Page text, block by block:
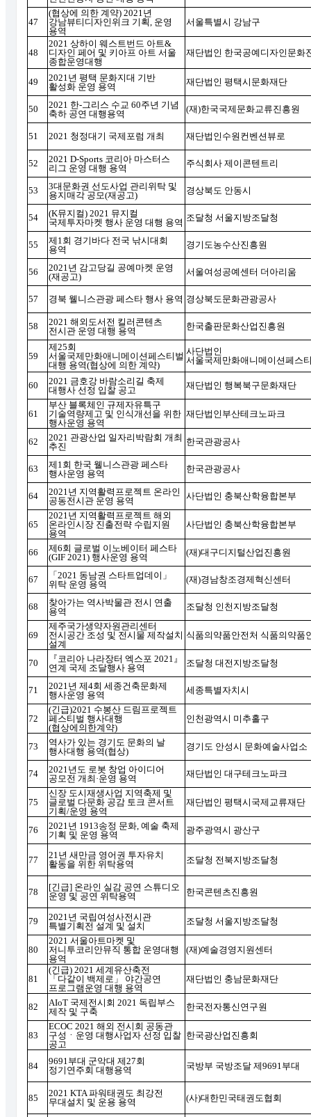
47
(협상에 의한 계약) 2021년
강남뷰티디자인위크 기획, 운영
용역
서울특별시 강남구
48
2021 상하이 웨스트번드 아트&
디자인 페어 및 키아프 아트 서울
종합운영대행
재단법인 한국공예디자인문화
49 2021년 평택 문화지대 기반
활성화 운영 용역
재단법인 평택시문화재단
50 2021 한-그리스 수교 60주년 기념
축하 공연 대행용역
(재)한국국제문화교류진흥원
51 2021 청정대기 국제포럼 개최 재단법인수원컨벤션뷰로
52 2021 D-Sports 코리아 마스터스
리그 운영 대행 용역
주식회사 제이콘텐트리
53 3대문화권 선도사업 관리위탁 및
용지매각 공모(재공고) 경상북도 안동시
54 (K뮤지컬) 2021 뮤지컬
국제투자마켓 행사 운영 대행 용역 조달청 서울지방조달청
55 제 1회 경기바다 전국 낚시대회
용역
경기도농수산진흥원
56 2021년 감고당길 공예마켓 운영
(재공고) 서울여성공예센터 더아리움
57 경북 웰니스관광 페스타 행사 용역 경상북도문화관광공사
58 2021 해외도서전 킬러콘텐츠
전시관 운영 대행 용역
한국출판문화산업진흥원
59
제25회
서울국제만화애니메이션페스티벌
대행 용역(협상에 의한 계약)
사단법인
서울국제만화애니메이션페스
60 2021 금호강 바람소리길 축제
대행사 선정 입찰 공고
재단법인 행복북구문화재단
61
부산 블록체인 규제자유특구
기술역량제고 및 인식개선을 위한
행사운영 용역
재단법인부산테크노파크
62 2021 관광산업 일자리박람회 개최
추진
한국관광공사
63 제 1회 한국 웰니스관광 페스타
행사운영 용역
한국관광공사
64 2021년 지역활력프로젝트 온라인
공동전시관 운영 용역
사단법인 충북산학융합본부
65
2021년 지역활력프로젝트 해외
온라인시장 진출전략 수립지원
용역
사단법인 충북산학융합본부
66 제6회 글로벌 이노베이터 페스타
(GIF 2021) 행사운영 용역 (재)대구디지털산업진흥원
67 「 2021 동남권 스타트업데이 」
위탁 운영 용역
(재)경남창조경제혁신센터
68
찾아가는 역사박물관 전시 연출
용역
조달청 인천지방조달청
69
제주국가생약자원관리센터
전시공간 조성 및 전시물 제작설치
설계
식품의약품안전처 식품의약품
70 『코리아 나라장터 엑스포 2021』
연계 국제 조달행사 용역
조달청 대전지방조달청
71 2021년 제4회 세종건축문화제
행사운영 용역
세종특별자치시
72
(긴급)2021 수봉산 드림프로젝트
페스티벌 행사대행
(협상에의한계약)
인천광역시 미추홀구
73
역사가 있는 경기도 문화의 날
행사대행 용역(협상) 경기도 안성시 문화예술사업소
74 2021년도 로봇 창업 아이디어
공모전 개최 ·운영 용역 재단법인 대구테크노파크
75
신장 도시재생사업 지역축제 및
글로벌 다문화 공감 토크 콘서트
기획/운영 용역
재단법인 평택시국제교류재단
76 2021년 1913송정 문화, 예술 축제
기획 및 운영 용역
광주광역시 광산구
77 21년 새만금 영어권 투자유치
활동을 위한 위탁용역
조달청 전북지방조달청
78 [긴급] 온라인 실감 공연 스튜디오
운영 및 공연 위탁용역
한국콘텐츠진흥원
79 2021년 국립여성사전시관
특별기획전 설계 및 설치
조달청 서울지방조달청
80
2021 서울아트마켓 및
저니투코리안뮤직 통합 운영대행
용역
(재)예술경영지원센터
81
(긴급) 2021 세계유산축전
「 다같이 백제로 」 야간공연
프로그램운영 대행 용역
재단법인 충남문화재단
82 AIoT 국제전시회 2021 독립부스
제작 및 구축
한국전자통신연구원
83
ECOC 2021 해외 전시회 공동관
구성 ㆍ 운영 대행사업자 선정 입찰
공고
한국광산업진흥회
84 9691부대 군악대 제27회
정기연주회 대행용역
국방부 국방조달 제9691부대
85 2021 KTA파워태권도 최강전
무대설치 및 운용 용역
(사)대한민국태권도협회